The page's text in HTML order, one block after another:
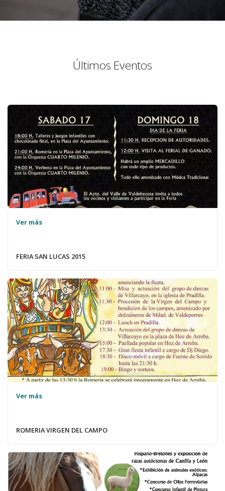
Últimos Eventos
Ver más
FERIA SAN LUCAS 2015
Ver más
ROMERIA VIRGEN DEL CAMPO